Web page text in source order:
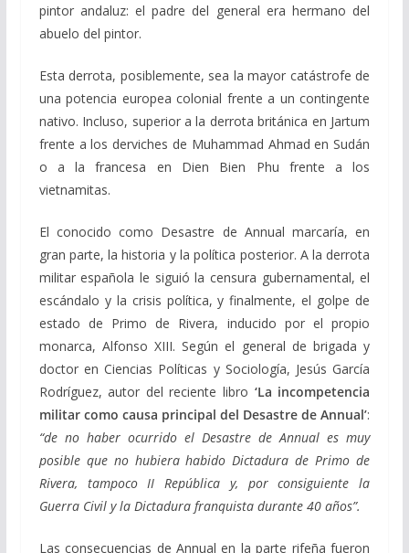
pintor andaluz: el padre del general era hermano del
abuelo del pintor.
Esta derrota, posiblemente, sea la mayor catástrofe de
una potencia europea colonial frente a un contingente
nativo. Incluso, superior a la derrota británica en Jartum
frente a los derviches de Muhammad Ahmad en Sudán
o a la francesa en Dien Bien Phu frente a los
vietnamitas.
El conocido como Desastre de Annual marcaría, en
gran parte, la historia y la política posterior. A la derrota
militar española le siguió la censura gubernamental, el
escándalo y la crisis política, y finalmente, el golpe de
estado de Primo de Rivera, inducido por el propio
monarca, Alfonso XIII. Según el general de brigada y
doctor en Ciencias Políticas y Sociología, Jesús García
Rodríguez, autor del reciente libro ‘La incompetencia
militar como causa principal del Desastre de Annual’:
“de no haber ocurrido el Desastre de Annual es muy
posible que no hubiera habido Dictadura de Primo de
Rivera, tampoco II República y, por consiguiente la
Guerra Civil y la Dictadura franquista durante 40 años”.
Las consecuencias de Annual en la parte rifeña fueron